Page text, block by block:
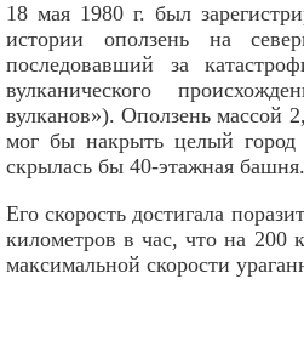
18 мая 1980 г. был
истории оползень на
последовавший за
вулканического
вулканов»). Оползень массой
мог бы накрыть целый город
скрылась бы 40-этажная башня.
Его скорость достигала
километров в час, что на 200
максимальной скорости